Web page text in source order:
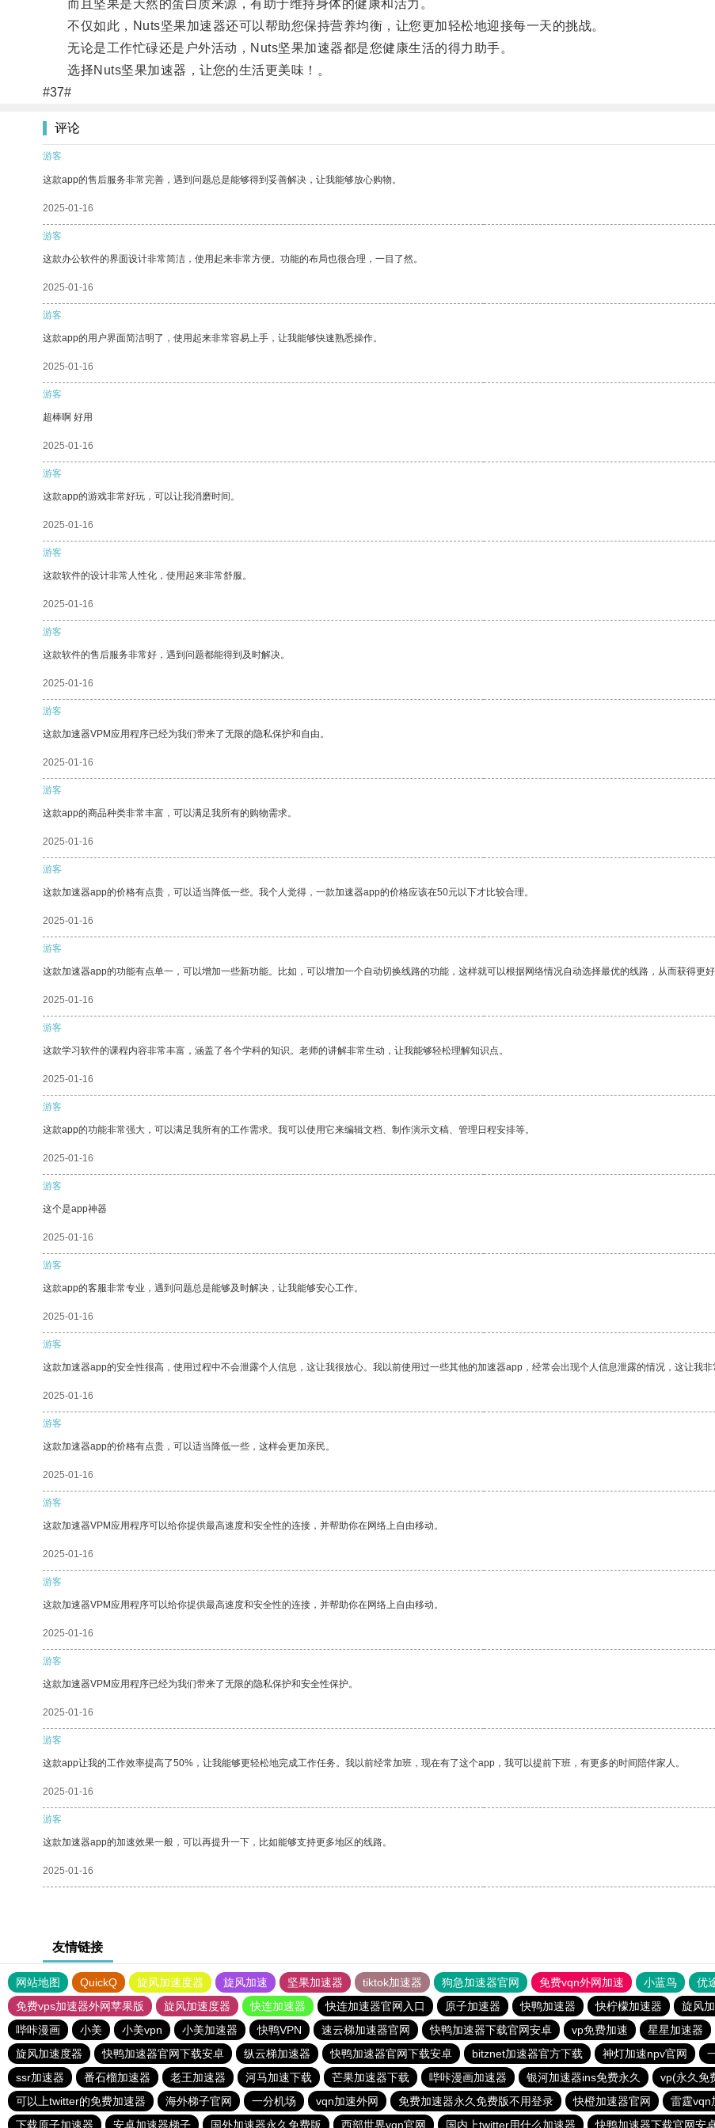
而且坚果是天然的蛋白质来源，有助于维持身体的健康和活力。
不仅如此，Nuts坚果加速器还可以帮助您保持营养均衡，让您更加轻松地迎接每一天的挑战。
无论是工作忙碌还是户外活动，Nuts坚果加速器都是您健康生活的得力助手。
选择Nuts坚果加速器，让您的生活更美味！。
#37#
评论
游客
这款app的售后服务非常完善，遇到问题总是能够得到妥善解决，让我能够放心购物。
2025-01-16
游客
这款办公软件的界面设计非常简洁，使用起来非常方便。功能的布局也很合理，一目了然。
2025-01-16
游客
这款app的用户界面简洁明了，使用起来非常容易上手，让我能够快速熟悉操作。
2025-01-16
游客
超棒啊 好用
2025-01-16
游客
这款app的游戏非常好玩，可以让我消磨时间。
2025-01-16
游客
这款软件的设计非常人性化，使用起来非常舒服。
2025-01-16
游客
这款软件的售后服务非常好，遇到问题都能得到及时解决。
2025-01-16
游客
这款加速器VPM应用程序已经为我们带来了无限的隐私保护和自由。
2025-01-16
游客
这款app的商品种类非常丰富，可以满足我所有的购物需求。
2025-01-16
游客
这款加速器app的价格有点贵，可以适当降低一些。我个人觉得，一款加速器app的价格应该在50元以下才比较合理。
2025-01-16
游客
这款加速器app的功能有点单一，可以增加一些新功能。比如，可以增加一个自动切换线路的功能，这样就可以根据网络情况自动选择最优的线路，从而获得更好
2025-01-16
游客
这款学习软件的课程内容非常丰富，涵盖了各个学科的知识。老师的讲解非常生动，让我能够轻松理解知识点。
2025-01-16
游客
这款app的功能非常强大，可以满足我所有的工作需求。我可以使用它来编辑文档、制作演示文稿、管理日程安排等。
2025-01-16
游客
这个是app神器
2025-01-16
游客
这款app的客服非常专业，遇到问题总是能够及时解决，让我能够安心工作。
2025-01-16
游客
这款加速器app的安全性很高，使用过程中不会泄露个人信息，这让我很放心。我以前使用过一些其他的加速器app，经常会出现个人信息泄露的情况，这让我非
2025-01-16
游客
这款加速器app的价格有点贵，可以适当降低一些，这样会更加亲民。
2025-01-16
游客
这款加速器VPM应用程序可以给你提供最高速度和安全性的连接，并帮助你在网络上自由移动。
2025-01-16
游客
这款加速器VPM应用程序可以给你提供最高速度和安全性的连接，并帮助你在网络上自由移动。
2025-01-16
游客
这款加速器VPM应用程序已经为我们带来了无限的隐私保护和安全性保护。
2025-01-16
游客
这款app让我的工作效率提高了50%，让我能够更轻松地完成工作任务。我以前经常加班，现在有了这个app，我可以提前下班，有更多的时间陪伴家人。
2025-01-16
游客
这款加速器app的加速效果一般，可以再提升一下，比如能够支持更多地区的线路。
2025-01-16
友情链接
网站地图 QuickQ 旋风加速度器 旋风加速 坚果加速器 tiktok加速器 狗急加速器官网 免费vqn外网加速 小蓝鸟 优
免费vps加速器外网苹果版
旋风加速度器 快连加速器 快连加速器官网入口 原子加速器 快鸭加速器 快柠檬加速器 旋风
哔咔漫画
小美 小美vpn 小美加速器 快鸭VPN 速云梯加速器官网 快鸭加速器下载官网安卓 vp免费加速 星星加速器
旋风加速度器
快鸭加速器官网下载安卓 纵云梯加速器 快鸭加速器官网下载安卓 bitznet加速器官方下载 神灯加速npv官网
ssr加速器
番石榴加速器 老王加速器 河马加速下载 芒果加速器下载 哔咔漫画加速器 银河加速器ins免费永久 vp(永久免
可以上twitter的免费加速器
海外梯子官网 一分机场 vqn加速外网 免费加速器永久免费版不用登录 快橙加速器官网 雷霆vqn
下载原子加速器
安卓加速器梯子 国外加速器永久免费版 西部世界vqn官网 国内上twitter用什么加速器 快鸭加速器下载官网安